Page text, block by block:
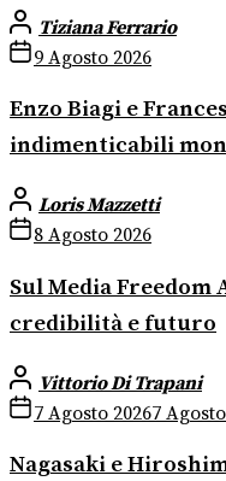
Tiziana Ferrario
9 Agosto 2026
Enzo Biagi e
indimenticabili
Loris Mazzetti
8 Agosto 2026
Sul Media Freedom
credibilità e futuro
Vittorio Di Trapani
7 Agosto 20267
Nagasaki e